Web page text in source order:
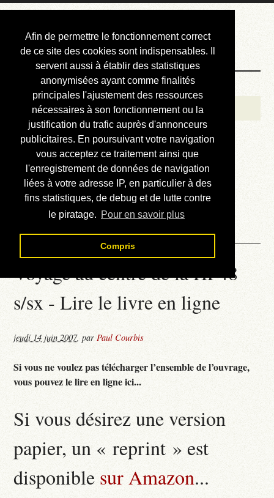
Afin de permettre le fonctionnement correct
de ce site des cookies sont indispensables. Il
servent aussi à établir des statistiques
anonymisées ayant comme finalités
principales l'ajustement des ressources
nécessaires à son fonctionnement ou la
justification du trafic auprès d'annonceurs
publicitaires. En poursuivant votre navigation
vous acceptez ce traitement ainsi que
l'enregistrement de données de navigation
liées à votre adresse IP, en particulier à des
fins statistiques, de debug et de lutte contre
le piratage. Pour en savoir plus
Compris
Courbis, « LE »
Blog Officiel
Bienvenue
Réalisations
Divers (et d’été)
Annonces
Liens externes
Téléchargement
Contact
Voyage au centre de la HP48
s/sx - Lire le livre en ligne
jeudi 14 juin 2007,parPaul Courbis
Si vous ne voulez pas télécharger l’ensemble de l’ouvrage,
vous pouvez le lire en ligne ici...
Si vous désirez une version
papier, un « reprint » est
disponible sur Amazon...